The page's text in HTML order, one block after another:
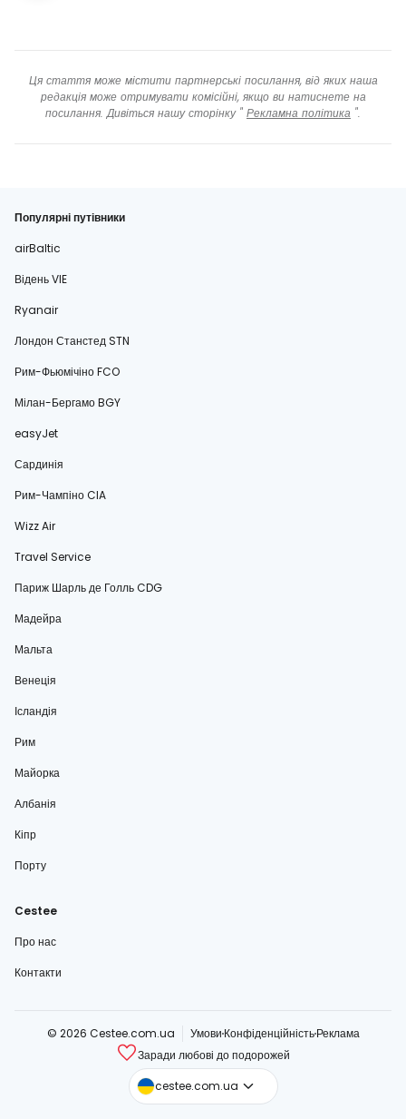
Ця стаття може містити партнерські посилання, від яких наша
редакція може отримувати комісійні, якщо ви натиснете на
посилання. Дивіться нашу сторінку " Рекламна політика ".
Популярні путівники
airBaltic
Відень VIE
Ryanair
Лондон Станстед STN
Рим-Фьюмічіно FCO
Мілан-Бергамо BGY
easyJet
Сардинія
Рим-Чампіно CIA
Wizz Air
Travel Service
Париж Шарль де Голль CDG
Мадейра
Мальта
Венеція
Ісландія
Рим
Майорка
Албанія
Кіпр
Порту
Cestee
Про нас
Контакти
© 2026 Cestee.com.ua УмовиКонфіденційністьРеклама
Заради любові до подорожей
cestee.com.ua
cestee.com
cestee.sk